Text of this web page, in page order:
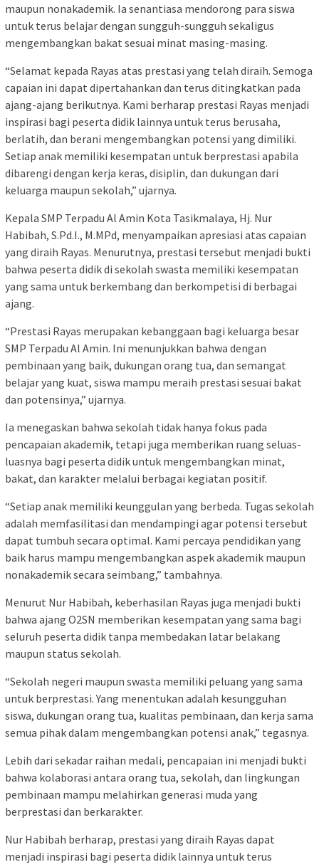
maupun nonakademik. Ia senantiasa mendorong para siswa
untuk terus belajar dengan sungguh-sungguh sekaligus
mengembangkan bakat sesuai minat masing-masing.
“Selamat kepada Rayas atas prestasi yang telah diraih. Semoga
capaian ini dapat dipertahankan dan terus ditingkatkan pada
ajang-ajang berikutnya. Kami berharap prestasi Rayas menjadi
inspirasi bagi peserta didik lainnya untuk terus berusaha,
berlatih, dan berani mengembangkan potensi yang dimiliki.
Setiap anak memiliki kesempatan untuk berprestasi apabila
dibarengi dengan kerja keras, disiplin, dan dukungan dari
keluarga maupun sekolah,” ujarnya.
Kepala SMP Terpadu Al Amin Kota Tasikmalaya, Hj. Nur
Habibah, S.Pd.I., M.MPd, menyampaikan apresiasi atas capaian
yang diraih Rayas. Menurutnya, prestasi tersebut menjadi bukti
bahwa peserta didik di sekolah swasta memiliki kesempatan
yang sama untuk berkembang dan berkompetisi di berbagai
ajang.
“Prestasi Rayas merupakan kebanggaan bagi keluarga besar
SMP Terpadu Al Amin. Ini menunjukkan bahwa dengan
pembinaan yang baik, dukungan orang tua, dan semangat
belajar yang kuat, siswa mampu meraih prestasi sesuai bakat
dan potensinya,” ujarnya.
Ia menegaskan bahwa sekolah tidak hanya fokus pada
pencapaian akademik, tetapi juga memberikan ruang seluas-
luasnya bagi peserta didik untuk mengembangkan minat,
bakat, dan karakter melalui berbagai kegiatan positif.
“Setiap anak memiliki keunggulan yang berbeda. Tugas sekolah
adalah memfasilitasi dan mendampingi agar potensi tersebut
dapat tumbuh secara optimal. Kami percaya pendidikan yang
baik harus mampu mengembangkan aspek akademik maupun
nonakademik secara seimbang,” tambahnya.
Menurut Nur Habibah, keberhasilan Rayas juga menjadi bukti
bahwa ajang O2SN memberikan kesempatan yang sama bagi
seluruh peserta didik tanpa membedakan latar belakang
maupun status sekolah.
“Sekolah negeri maupun swasta memiliki peluang yang sama
untuk berprestasi. Yang menentukan adalah kesungguhan
siswa, dukungan orang tua, kualitas pembinaan, dan kerja sama
semua pihak dalam mengembangkan potensi anak,” tegasnya.
Lebih dari sekadar raihan medali, pencapaian ini menjadi bukti
bahwa kolaborasi antara orang tua, sekolah, dan lingkungan
pembinaan mampu melahirkan generasi muda yang
berprestasi dan berkarakter.
Nur Habibah berharap, prestasi yang diraih Rayas dapat
menjadi inspirasi bagi peserta didik lainnya untuk terus